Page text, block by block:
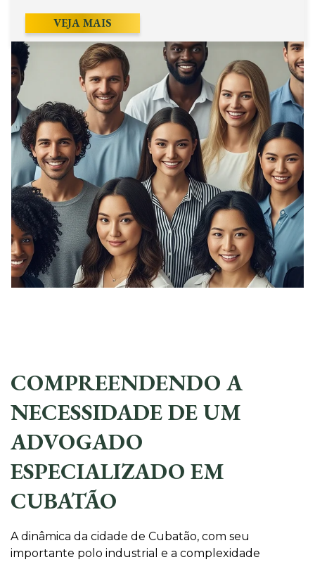
VEJA MAIS
COMPREENDENDO A
NECESSIDADE DE UM
ADVOGADO
ESPECIALIZADO EM
CUBATÃO
A dinâmica da cidade de Cubatão, com seu
importante polo industrial e a complexidade